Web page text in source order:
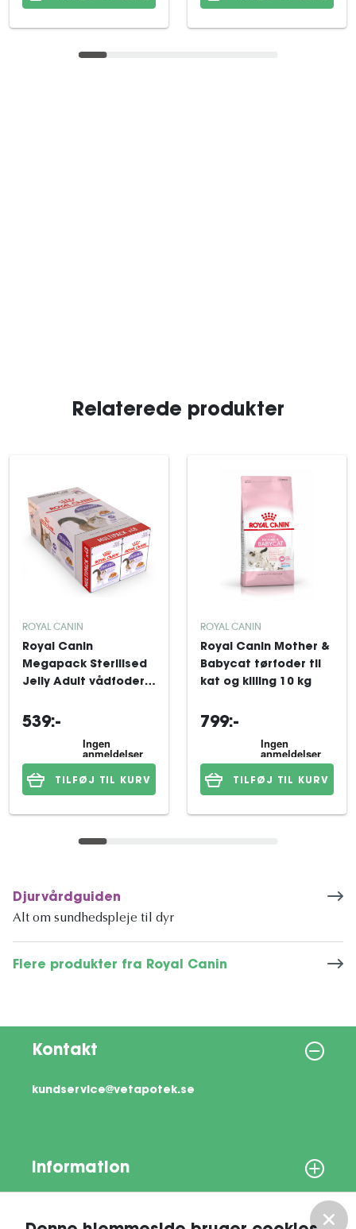
Relaterede produkter
ROYAL CANIN
Royal Canin
Megapack Sterilised
Jelly Adult vådfoder
539:-
TILFØJ TIL KURV
ROYAL CANIN
Royal Canin Mother &
Babycat tørfoder til
kat og killing 10 kg
799:-
TILFØJ TIL KURV
Djurvårdguiden
Alt om sundhedspleje til dyr
Flere produkter fra Royal Canin
Kontakt
kundservice@vetapotek.se
Information